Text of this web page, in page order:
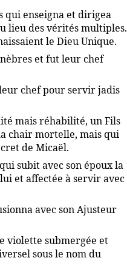
qui enseigna et dirigea
lieu des vérités multiples.
le Dieu Unique.
et fut leur chef
chef pour servir jadis
mais réhabilité, un Fils
chair mortelle, mais qui
de Micaël.
subit avec son époux la
et affectée à servir avec
avec son Ajusteur
violette submergée et
sous le nom du